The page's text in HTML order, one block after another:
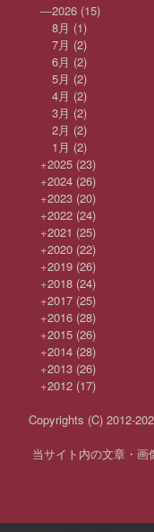
—2026 (15)
8月 (1)
7月 (2)
6月 (2)
5月 (2)
4月 (2)
3月 (2)
2月 (2)
1月 (2)
+2025 (23)
+2024 (26)
+2023 (20)
+2022 (24)
+2021 (25)
+2020 (22)
+2019 (26)
+2018 (24)
+2017 (25)
+2016 (28)
+2015 (26)
+2014 (28)
+2013 (26)
+2012 (17)
Copyrights (C) 2012-
当サイト内の文章・